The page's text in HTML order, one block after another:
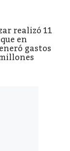
realizó 11
en
gastos